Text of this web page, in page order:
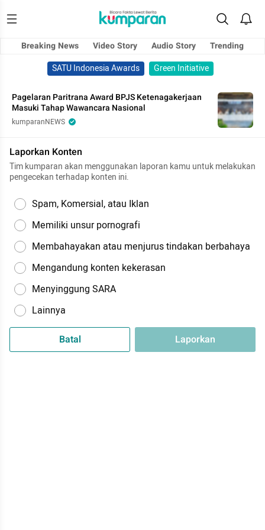
Breaking News Video Story Audio Story
Trending
SATU Indonesia Awards
Green Initiative
Pagelaran Paritrana Award BPJS Ketenagakerjaan
Masuki Tahap Wawancara Nasional
kumparanNEWS
Laporkan Konten
Tim kumparan akan menggunakan laporan kamu untuk melakukan
pengecekan terhadap konten ini.
Spam, Komersial, atau Iklan
Memiliki unsur pornografi
Membahayakan atau menjurus tindakan berbahaya
Mengandung konten kekerasan
Menyinggung SARA
Lainnya
Batal Laporkan